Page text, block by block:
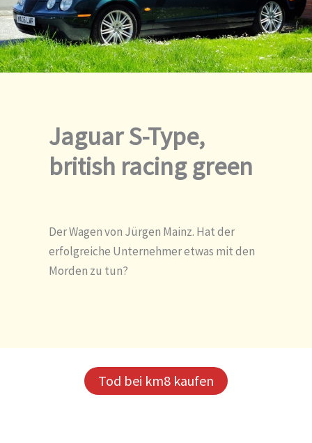
Jaguar S-Type,
british racing green
Der Wagen von Jürgen Mainz. Hat der
erfolgreiche Unternehmer etwas mit den
Morden zu tun?
Tod bei km8 kaufen